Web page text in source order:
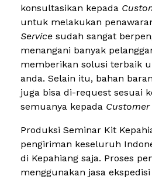
konsultasikan kepada
untuk melakukan
Service sudah sangat
menangani banyak
memberikan solusi terbaik
anda. Selain itu, bahan
juga bisa di-request sesuai
semuanya kepada Customer
Produksi Seminar Kit
pengiriman keseluruh
di Kepahiang saja. Proses
menggunakan jasa